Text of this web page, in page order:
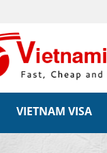
VIETNAM VISA